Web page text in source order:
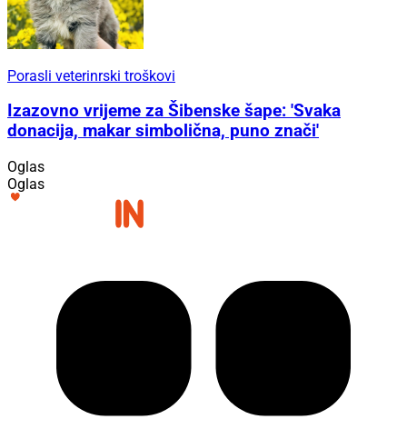
Porasli veterinrski troškovi
Izazovno vrijeme za Šibenske šape: 'Svaka
donacija, makar simbolična, puno znači'
Oglas
Oglas